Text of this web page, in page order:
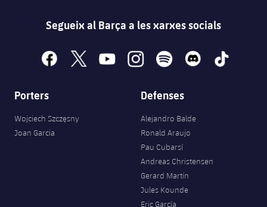
Segueix al Barça a les xarxes socials
facebook
x youtubeinstagramspotify discord tiktok
Porters
Wojciech Szczęsny
Joan Garcia
Defenses
Alejandro Balde
Ronald Araujo
Pau Cubarsí
Andreas Christensen
Gerard Martín
Jules Kounde
Eric García